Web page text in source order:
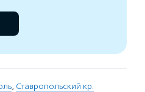
, Ставропольский кр.